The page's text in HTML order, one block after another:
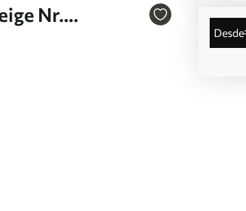
Nr.
desde